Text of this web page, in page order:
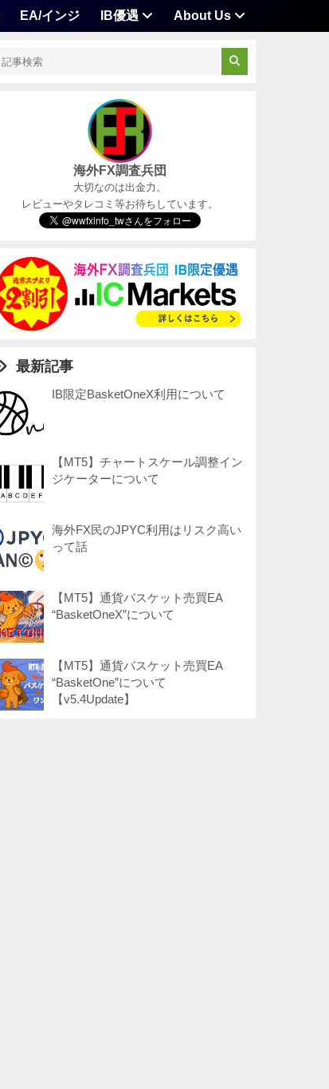
EA/インジ IB優遇 About Us
海外FX調査兵団
大切なのは出金力。
レビューやタレコミ等お待ちしています。
最新記事
IB限定BasketOneX利用について
【MT5】チャートスケール調整イン
ジケーターについて
海外FX民のJPYC利用はリスク高い
って話
【MT5】通貨バスケット売買EA
“BasketOneX”について
【MT5】通貨バスケット売買EA
“BasketOne”について
【v5.4Update】